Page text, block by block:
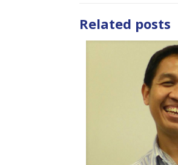
Related posts